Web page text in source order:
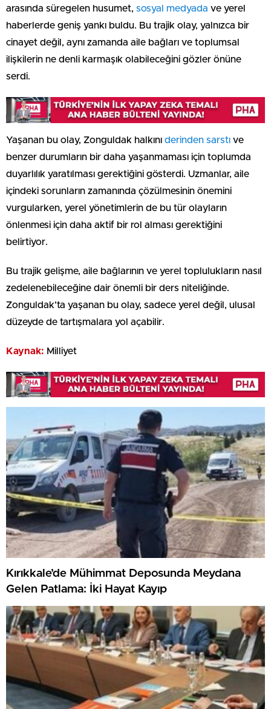
arasında süregelen husumet, sosyal medyada ve yerel
haberlerde geniş yankı buldu. Bu trajik olay, yalnızca bir
cinayet değil, aynı zamanda aile bağları ve toplumsal
ilişkilerin ne denli karmaşık olabileceğini gözler önüne
serdi.
Yaşanan bu olay, Zonguldak halkını derinden sarstı ve
benzer durumların bir daha yaşanmaması için toplumda
duyarlılık yaratılması gerektiğini gösterdi. Uzmanlar, aile
içindeki sorunların zamanında çözülmesinin önemini
vurgularken, yerel yönetimlerin de bu tür olayların
önlenmesi için daha aktif bir rol alması gerektiğini
belirtiyor.
Bu trajik gelişme, aile bağlarının ve yerel toplulukların nasıl
zedelenebileceğine dair önemli bir ders niteliğinde.
Zonguldak’ta yaşanan bu olay, sadece yerel değil, ulusal
düzeyde de tartışmalara yol açabilir.
Kaynak: Milliyet
Kırıkkale’de Mühimmat Deposunda Meydana
Gelen Patlama: İki Hayat Kayıp